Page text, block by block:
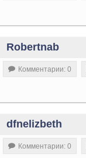
Robertnab
Комментарии: 0
dfnelizbeth
Комментарии: 0